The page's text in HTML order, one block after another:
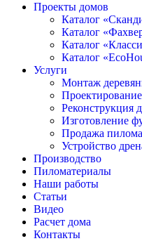
Проекты домов
Каталог
Каталог
Каталог
Каталог
Услуги
Монтаж
Реконструкция
Изготовление
Продажа
Устройство
Производство
Пиломатериалы
Наши работы
Статьи
Видео
Расчет дома
Контакты